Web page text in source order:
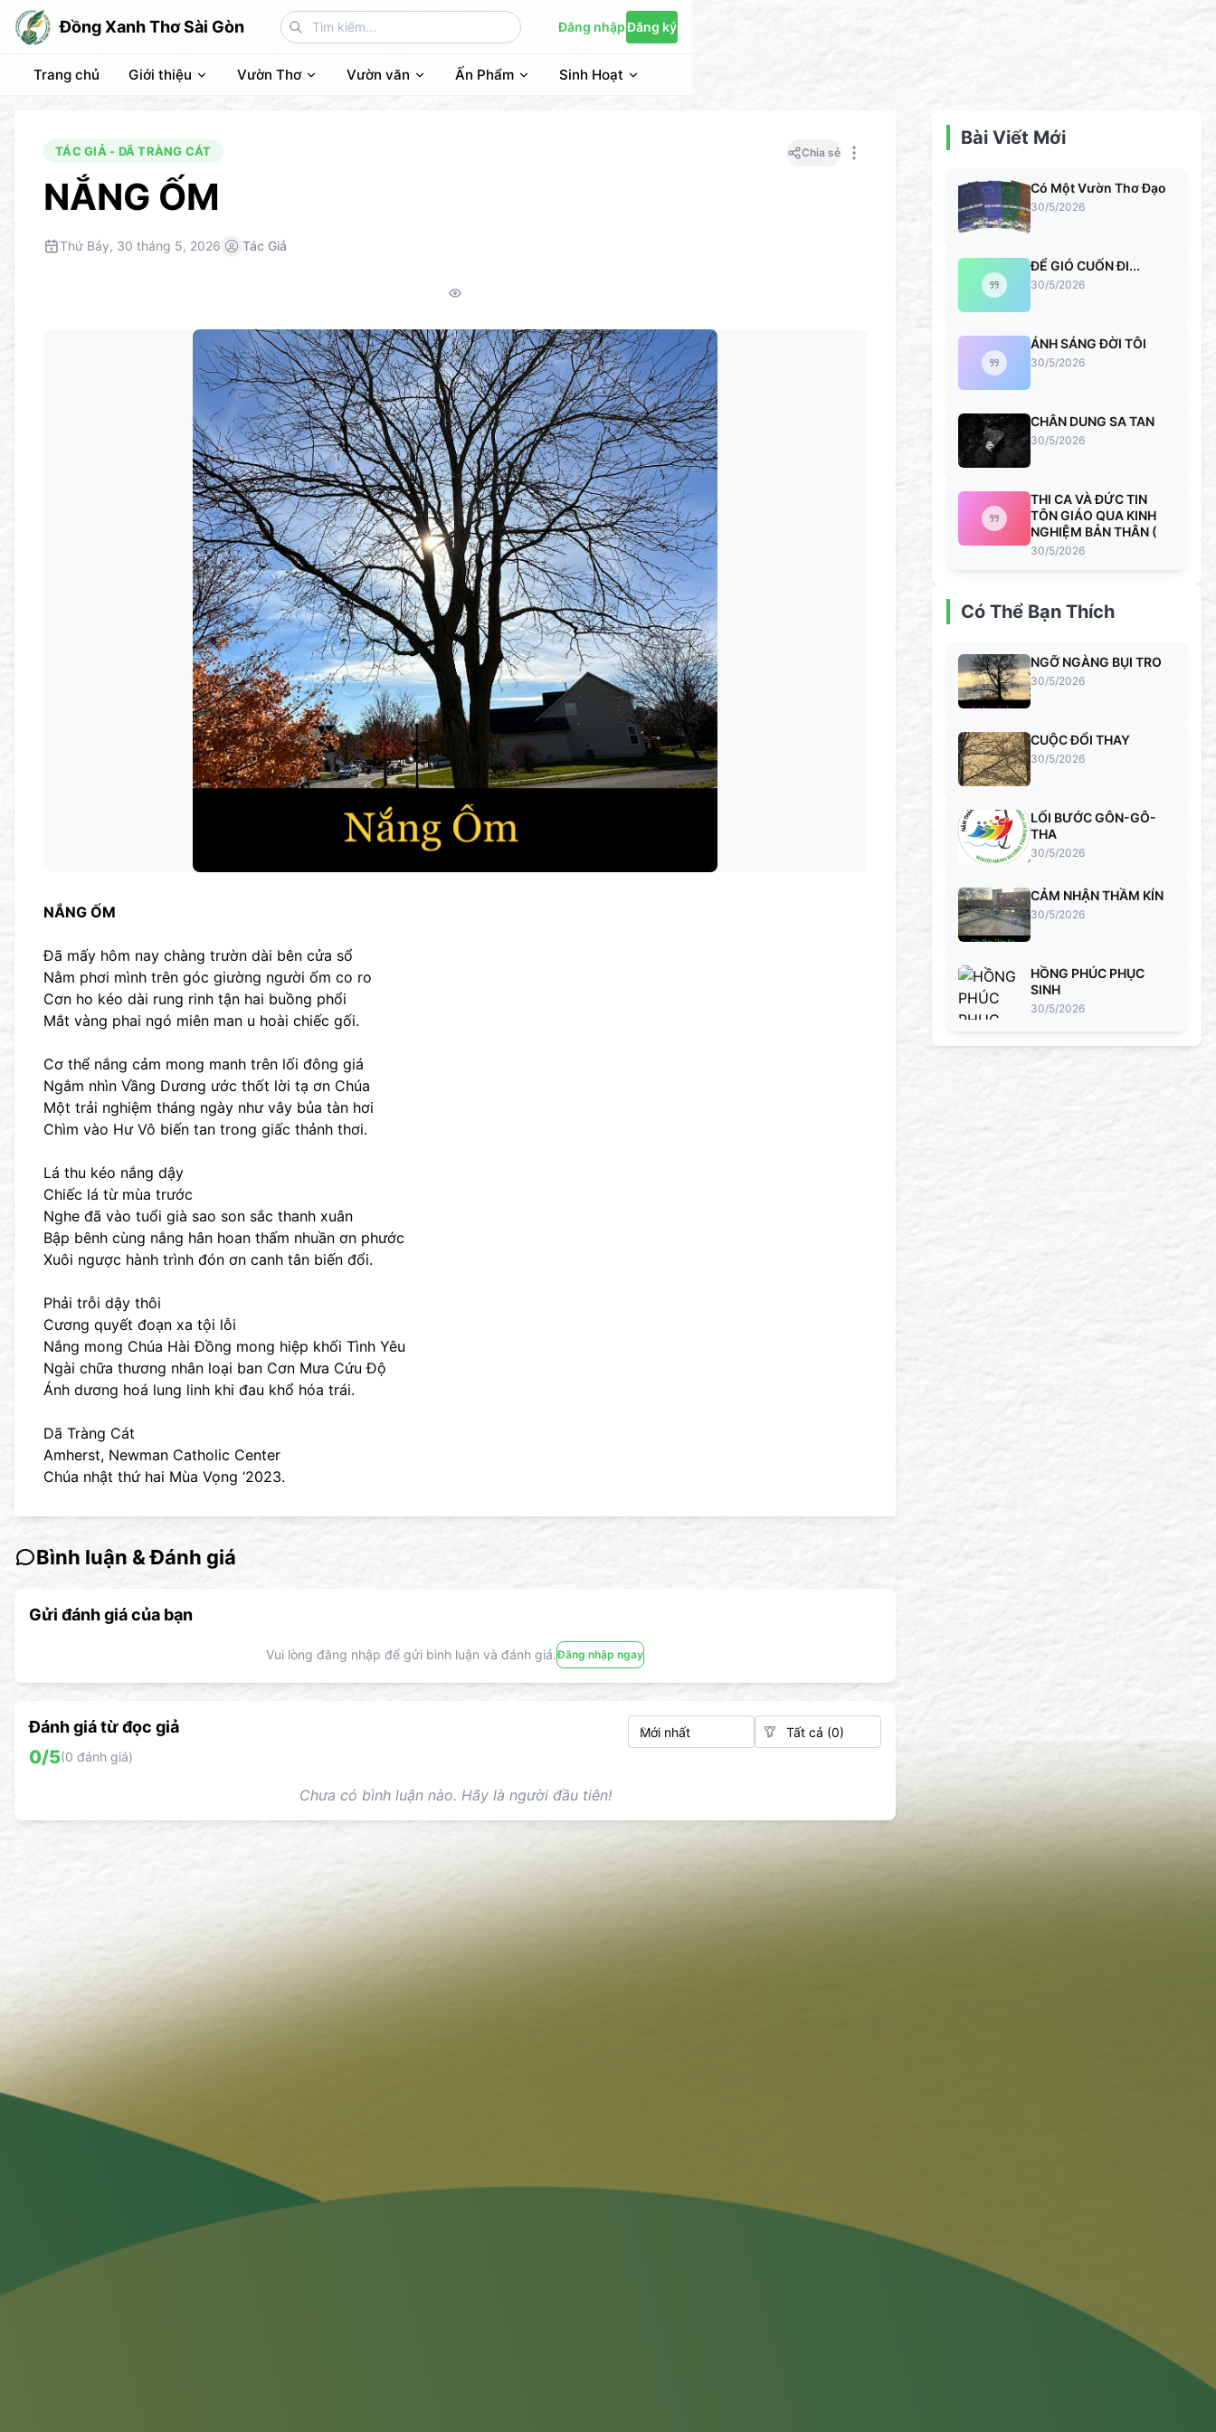
Đồng Xanh Thơ Sài Gòn Đăng nhậpĐăng ký
Trang chủ Giới thiệu Vườn Thơ Vườn văn Ấn Phẩm Sinh Hoạt
TÁC GIẢ - DÃ TRÀNG CÁT
NẮNG ỐM
Chia sẻ
Thứ Bảy, 30 tháng 5, 2026 Tác Giả
NẮNG ỐM
Đã mấy hôm nay chàng trườn dài bên cửa sổ
Nằm phơi mình trên góc giường người ốm co ro
Cơn ho kéo dài rung rinh tận hai buồng phổi
Mắt vàng phai ngó miên man u hoài chiếc gối.
Cơ thể nắng cảm mong manh trên lối đông giá
Ngắm nhìn Vầng Dương ước thốt lời tạ ơn Chúa
Một trải nghiệm tháng ngày như vây bủa tàn hơi
Chìm vào Hư Vô biến tan trong giấc thảnh thơi.
Lá thu kéo nắng dậy
Chiếc lá từ mùa trước
Nghe đã vào tuổi già sao son sắc thanh xuân
Bập bênh cùng nắng hân hoan thấm nhuần ơn phước
Xuôi ngược hành trình đón ơn canh tân biến đổi.
Phải trỗi dậy thôi
Cương quyết đoạn xa tội lỗi
Nắng mong Chúa Hài Đồng mong hiệp khối Tình Yêu
Ngài chữa thương nhân loại ban Cơn Mưa Cứu Độ
Ánh dương hoá lung linh khi đau khổ hóa trái.
Dã Tràng Cát
Amherst, Newman Catholic Center
Chúa nhật thứ hai Mùa Vọng ‘2023.
Bình luận & Đánh giá
Gửi đánh giá của bạn
Vui lòng đăng nhập để gửi bình luận và đánh giá.Đăng nhập ngay
Đánh giá từ đọc giả
0/5(0 đánh giá)
Chưa có bình luận nào. Hãy là người đầu tiên!
Bài Viết Mới
Có Một Vườn Thơ Đạo
30/5/2026
ĐỂ GIÓ CUỐN ĐI...
30/5/2026
ÁNH SÁNG ĐỜI TÔI
30/5/2026
CHÂN DUNG SA TAN
30/5/2026
THI CA VÀ ĐỨC TIN
TÔN GIÁO QUA KINH
NGHIỆM BẢN THÂN (
30/5/2026
Có Thể Bạn Thích
NGỠ NGÀNG BỤI TRO
30/5/2026
CUỘC ĐỔI THAY
30/5/2026
LỐI BƯỚC GÔN-GÔ-
THA
30/5/2026
CẢM NHẬN THẦM KÍN
30/5/2026
HỒNG PHÚC PHỤC
SINH
30/5/2026